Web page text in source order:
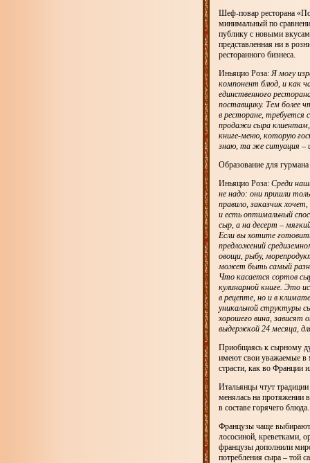
Шеф-повар ресторана
минимальный по
публику с новыми
представленная ни в
ресторанного бизнеса.
Иньяцио Роза: Я могу
компонент блюд, и как
единственного
поставщику. Тем более
в ресторане, требуется
продажи сыра клиентам,
книге-меню, которую
знаю, та же ситуация –
Образование для гурмана
Иньяцио Роза: Среди
не надо: они пришли
правило, заказчик
и есть оптимальный
сыр, а на десерт –
Если вы хотите
предложений
овощи, рыбу,
может быть самый
Что касается сортов
кулинарной книге. Это
в рецепте, но и в
уникальной структуры
хорошего вина, зависят
выдержкой 24 месяца,
Приобщаясь к сырному
имеют свои уважаемые в
страсти, как во Франции
Итальянцы чтут
менялась на протяжении
в составе горячего блюда.
Французы чаще выбирают
лососиной, креветками,
французы дополнили
потребления сыра – той